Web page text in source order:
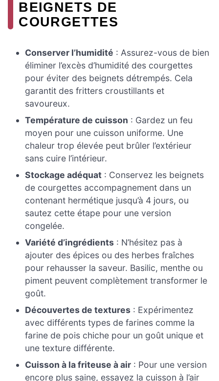
BEIGNETS DE
COURGETTES
Conserver l’humidité : Assurez-vous de bien
éliminer l’excès d’humidité des courgettes
pour éviter des beignets détrempés. Cela
garantit des fritters croustillants et
savoureux.
Température de cuisson : Gardez un feu
moyen pour une cuisson uniforme. Une
chaleur trop élevée peut brûler l’extérieur
sans cuire l’intérieur.
Stockage adéquat : Conservez les beignets
de courgettes accompagnement dans un
contenant hermétique jusqu’à 4 jours, ou
sautez cette étape pour une version
congelée.
Variété d’ingrédients : N’hésitez pas à
ajouter des épices ou des herbes fraîches
pour rehausser la saveur. Basilic, menthe ou
piment peuvent complètement transformer le
goût.
Découvertes de textures : Expérimentez
avec différents types de farines comme la
farine de pois chiche pour un goût unique et
une texture différente.
Cuisson à la friteuse à air : Pour une version
encore plus saine, essayez la cuisson à l’air